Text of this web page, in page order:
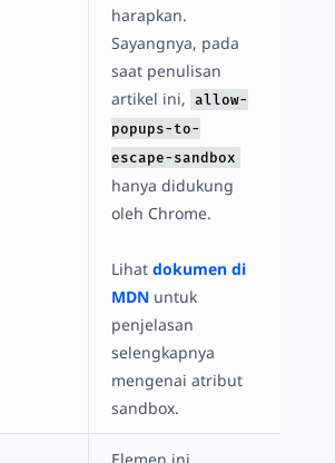
harapkan.
Sayangnya, pada
saat penulisan
artikel ini, allow-
popups-to-
escape-sandbox
hanya didukung
oleh Chrome.
Lihat dokumen di
MDN untuk
penjelasan
selengkapnya
mengenai atribut
sandbox.